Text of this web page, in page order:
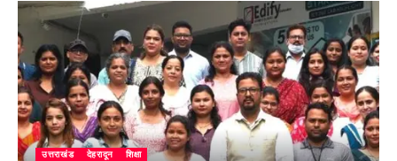
उत्तराखंड देहरादून शिक्षा